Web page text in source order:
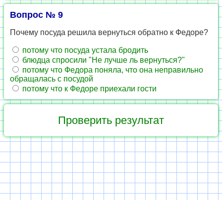
Вопрос № 9
Почему посуда решила вернуться обратно к Федоре?
потому что посуда устала бродить
блюдца спросили "Не лучше ль вернуться?"
потому что Федора поняла, что она неправильно
обращалась с посудой
потому что к Федоре приехали гости